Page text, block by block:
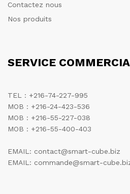
Contactez nous
Nos produits
SERVICE
TEL : +216-74-227-995
MOB : +216-24-423-536
MOB : +216-55-227-038
MOB : +216-55-400-403
EMAIL: contact@smart-cube.biz
EMAIL: commande@smart-